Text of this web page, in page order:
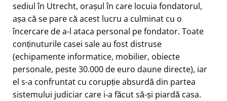
sediul în Utrecht, orașul în care locuia fondatorul,
așa că se pare că acest lucru a culminat cu o
încercare de a-l ataca personal pe fondator. Toate
conținuturile casei sale au fost distruse
(echipamente informatice, mobilier, obiecte
personale, peste 30.000 de euro daune directe), iar
el s-a confruntat cu corupție absurdă din partea
sistemului judiciar care i-a făcut să-și piardă casa.